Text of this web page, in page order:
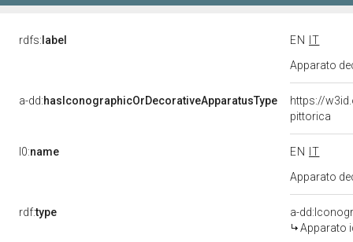
rdfs: label EN
IT
Apparato
a-dd:hasIconographicOrDecorativeApparatusType
https://
pittorica
l0:name EN
IT
Apparato
rdf:type
a-
Apparato